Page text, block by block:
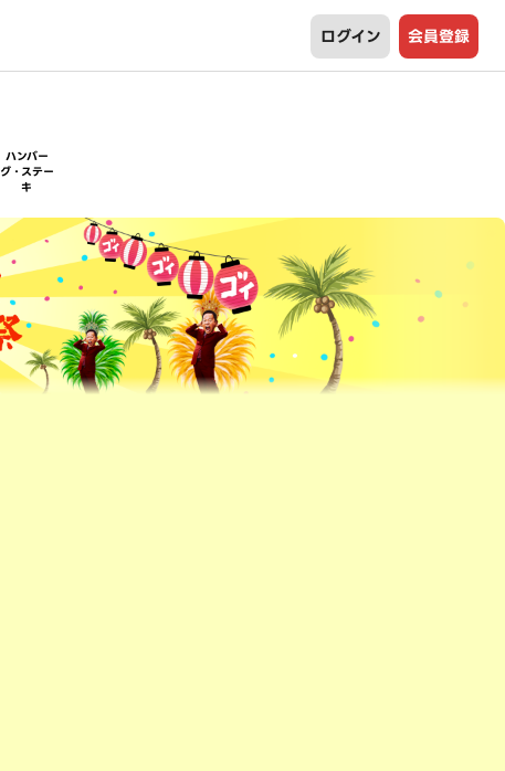
ログイン 会員登録
ハンバー
グ・ステー
キ